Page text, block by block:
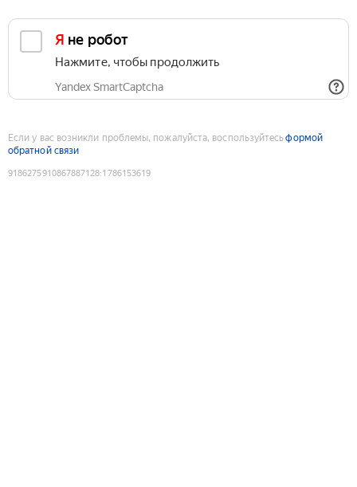
Я не робот
Нажмите, чтобы продолжить
Yandex SmartCaptcha
Если у вас возникли проблемы, пожалуйста, воспользуйтесьформой
обратной связи
9186275910867887128:1786153619